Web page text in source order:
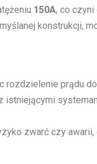
150A, co
konstrukcji,
rozdzielenie prądu
zwarć czy